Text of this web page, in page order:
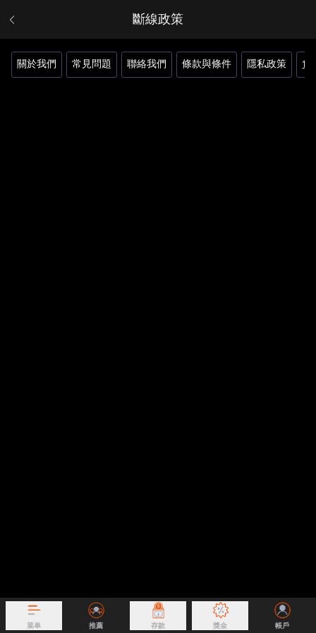
斷線政策
關於我們 常見問題 聯絡我們 條款與條件 隱私政策 負
菜单 推薦 存款 獎金 帳戶